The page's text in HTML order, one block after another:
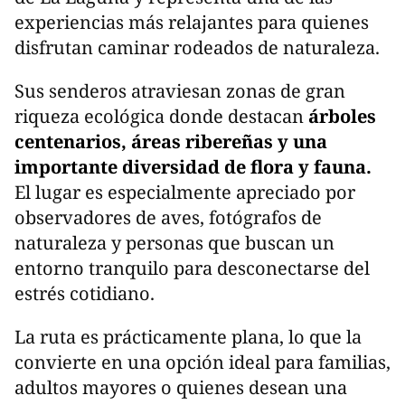
experiencias más relajantes para quienes
disfrutan caminar rodeados de naturaleza.
Sus senderos atraviesan zonas de gran
riqueza ecológica donde destacan árboles
centenarios, áreas ribereñas y una
importante diversidad de flora y fauna.
El lugar es especialmente apreciado por
observadores de aves, fotógrafos de
naturaleza y personas que buscan un
entorno tranquilo para desconectarse del
estrés cotidiano.
La ruta es prácticamente plana, lo que la
convierte en una opción ideal para familias,
adultos mayores o quienes desean una